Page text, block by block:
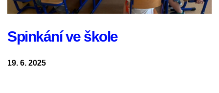
Spinkání ve škole
19. 6. 2025